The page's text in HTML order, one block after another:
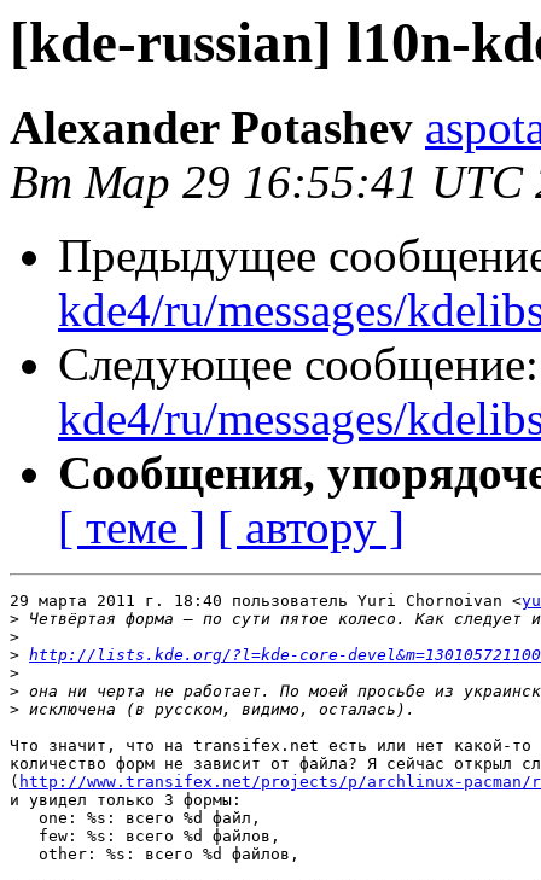
[kde-russian] l10n-
Alexander Potashev
Вт Мар 29 16:55:41 UTC
Предыдущее
kde4/ru/messages/
Следующее
kde4/ru/messages/
Сообщения,
[ теме ] [ автору ]
29 марта 2011 г. 18:40 пользователь Yuri Chornoivan <
>
>
> http://lists.kde.org/?l=kde-core-
>
>
>
Что значит, что на transifex.net есть или нет какой-то
количество форм не зависит от файла? Я сейчас открыл
( http://www.transifex.net/projects/p/archlinux-pacman/
и увидел только 3 формы:
   one: %s: всего %d файл,
   few: %s: всего %d файлов,
   other: %s: всего %d файлов,